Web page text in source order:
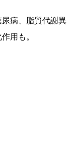
病、脂質代謝異
用も。